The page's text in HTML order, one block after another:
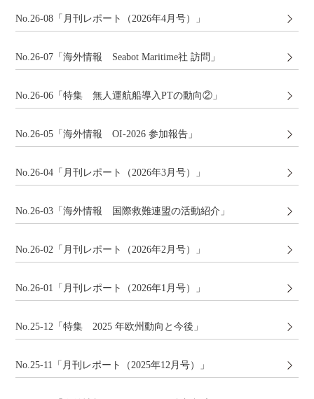
No.26-08「月刊レポート（2026年4月号）」
No.26-07「海外情報 Seabot Maritime社 訪問」
No.26-06「特集 無人運航船導入PTの動向②」
No.26-05「海外情報 OI-2026 参加報告」
No.26-04「月刊レポート（2026年3月号）」
No.26-03「海外情報 国際救難連盟の活動紹介」
No.26-02「月刊レポート（2026年2月号）」
No.26-01「月刊レポート（2026年1月号）」
No.25-12「特集 2025 年欧州動向と今後」
No.25-11「月刊レポート（2025年12月号）」